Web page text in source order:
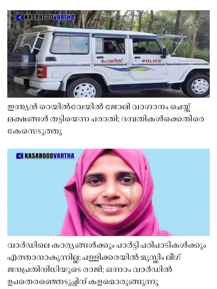
ഇന്ത്യൻ റെയിൽവേയിൽ ജോലി വാഗ്ദാനം ചെയ്ത്
ലക്ഷങ്ങൾ തട്ടിയെന്ന പരാതി; ദമ്പതികൾക്കെതിരെ
കേസെടുത്തു
വാർഡിലെ കാര്യങ്ങൾക്കും പാർട്ടി പരിപാടികൾക്കും
എത്താനാകുന്നില്ല; പള്ളിക്കരയിൽ മുസ്ലിം ലീഗ്
ജനപ്രതിനിധിയുടെ രാജി; ഒന്നാം വാർഡിൽ
ഉപതെരഞ്ഞെടുപ്പിന് കളമൊരുങ്ങുന്നു